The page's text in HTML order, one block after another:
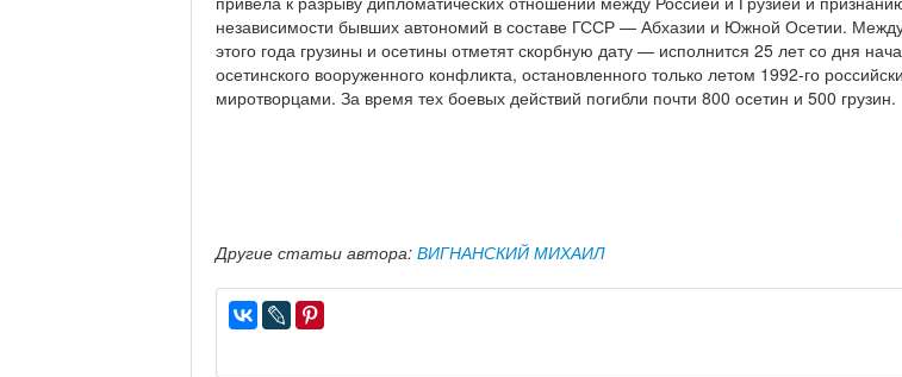
независимости бывших автономий в составе ГССР — Абхазии и Южной Осетии.
этого года грузины и осетины отметят скорбную дату — исполнится 25 лет со дня
осетинского вооруженного конфликта, остановленного только летом 1992-го
миротворцами. За время тех боевых действий погибли почти 800 осетин и 500 грузин.
Другие статьи автора: ВИГНАНСКИЙ МИХАИЛ